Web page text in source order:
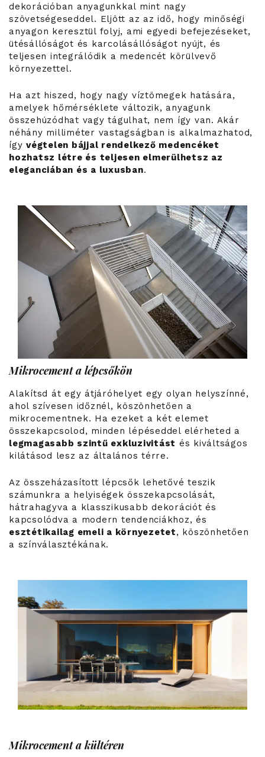
dekorációban anyagunkkal mint nagy
szövetségeseddel. Eljött az az idő, hogy minőségi
anyagon keresztül folyj, ami egyedi befejezéseket,
ütésállóságot és karcolásállóságot nyújt, és
teljesen integrálódik a medencét körülvevő
környezettel.
Ha azt hiszed, hogy nagy víztömegek hatására,
amelyek hőmérséklete változik, anyagunk
összehúzódhat vagy tágulhat, nem így van. Akár
néhány milliméter vastagságban is alkalmazhatod,
így végtelen bájjal rendelkező medencéket
hozhatsz létre és teljesen elmerülhetsz az
eleganciában és a luxusban.
Mikrocement a lépcsőkön
Alakítsd át egy átjáróhelyet egy olyan helyszínné,
ahol szívesen időznél, köszönhetően a
mikrocementnek. Ha ezeket a két elemet
összekapcsolod, minden lépéseddel elérheted a
legmagasabb szintű exkluzivitást és kiváltságos
kilátásod lesz az általános térre.
Az összeházasított lépcsők lehetővé teszik
számunkra a helyiségek összekapcsolását,
hátrahagyva a klasszikusabb dekorációt és
kapcsolódva a modern tendenciákhoz, és
esztétikailag emeli a környezetet, köszönhetően
a színválasztékának.
Mikrocement a kültéren